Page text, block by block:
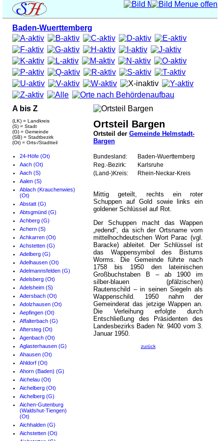
Baden-Wuerttemberg
A bis Z
(LK) = Landkreis
(S) = Stadt
(G) = Gemeinde
(SB) = Stadtbezirk
(Ot) = Orts-/Stadtteil
24-Höfe (Ot)
Aach (Ot)
Aach (S)
Aalen (S)
Ablach (Krauchenwies)
(Ot)
Abstatt (G)
Abtsgmünd (G)
Achberg (G)
Achern (S)
Achkarren (Ot)
Achstetten (G)
Adelberg (G)
Adelhausen (Ot)
Adelmannsfelden (G)
Adelsberg (Ot)
Adelsheim (S)
Adersbach (Ot)
Adolzhausen (Ot)
Aepfingen (Ot)
Affalterbach (G)
Aftersteg (Ot)
Agenbach (Ot)
Aglasterhausen (G)
Ahausen (Ot)
Ahldorf (Ot)
Ahorn (Baden) (G)
Aichelau (Ot)
Aichelberg (Ot)
Aichelberg (G)
Aichen-Gutenburg
(Waldshut-Tiengen)
(Ot)
Aichhalden (G)
Aichstetten (Ot)
Ortsteil Bargen
Ortsteil der Gemeinde Helmstadt-
Bargen
Bundesland:
Baden-Wuerttemberg
Reg.-Bezirk:
Karlsruhe
(Land-)Kreis:
Rhein-Neckar-Kreis
Mittig geteilt, rechts ein roter
Schuppen auf Gold sowie links ein
goldener Schlüssel auf Rot.
Der Schuppen macht das Wappen
„redend“, da sich der Ortsname vom
mittelhochdeutschen Wort Parac (vgl.
Baracke) ableitet. Der Schlüssel ist
das Wappensymbol des Bistums
Worms. Die Gemeinde führte nach
1758 bis 1950 den lateinischen
Großbuchstaben B – ab 1900 im
silber-blauen (pfälzischen)
Rautenschild – in seinen Siegeln als
Wappenschild. 1950 nahm der
Gemeinderat das jetzige Wappen an.
Die Verleihung erfolgte durch
Entschließung des Präsidenten des
Landesbezirks Baden Nr. 9400 vom 3.
Januar 1950.
zurück